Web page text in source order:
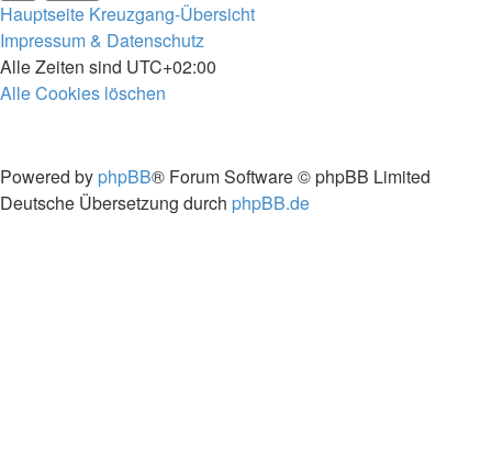
Hauptseite Kreuzgang-Übersicht
Impressum & Datenschutz
Alle Zeiten sind UTC+02:00
Alle Cookies löschen
Powered by phpBB® Forum Software © phpBB Limited
Deutsche Übersetzung durch phpBB.de